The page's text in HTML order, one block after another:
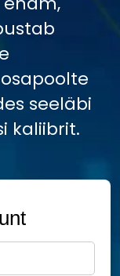
seeläbi
kaliibrit.